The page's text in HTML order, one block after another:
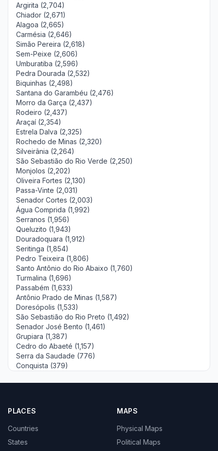
Argirita (2,704)
Chiador (2,671)
Alagoa (2,665)
Carmésia (2,646)
Simão Pereira (2,618)
Sem-Peixe (2,606)
Umburatiba (2,596)
Pedra Dourada (2,532)
Biquinhas (2,498)
Santana do Garambéu (2,476)
Morro da Garça (2,437)
Rodeiro (2,437)
Araçaí (2,354)
Estrela Dalva (2,325)
Rochedo de Minas (2,320)
Silveirânia (2,264)
São Sebastião do Rio Verde (2,250)
Monjolos (2,202)
Oliveira Fortes (2,130)
Passa-Vinte (2,031)
Senador Cortes (2,003)
Água Comprida (1,992)
Serranos (1,956)
Queluzito (1,943)
Douradoquara (1,912)
Seritinga (1,854)
Pedro Teixeira (1,806)
Santo Antônio do Rio Abaixo (1,760)
Turmalina (1,696)
Passabém (1,633)
Antônio Prado de Minas (1,587)
Doresópolis (1,533)
São Sebastião do Rio Preto (1,492)
Senador José Bento (1,461)
Grupiara (1,387)
Cedro do Abaeté (1,157)
Serra da Saudade (776)
Conquista (379)
PLACES
Countries
States
MAPS
Physical Maps
Political Maps